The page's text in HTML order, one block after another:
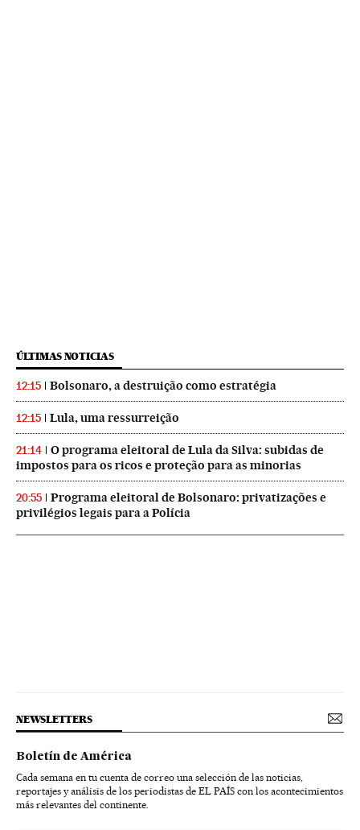
ÚLTIMAS NOTICIAS
12:15 Bolsonaro, a destruição como estratégia
12:15 Lula, uma ressurreição
21:14
O programa eleitoral de Lula da Silva: subidas de
impostos para os ricos e proteção para as minorias
20:55
Programa eleitoral de Bolsonaro: privatizações e
privilégios legais para a Polícia
NEWSLETTERS
Boletín de América
Cada semana en tu cuenta de correo una selección de las noticias,
reportajes y análisis de los periodistas de EL PAÍS con los acontecimientos
más relevantes del continente.